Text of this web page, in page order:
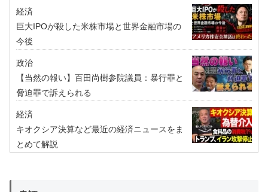
経済
巨大IPOが殺した米株市場と世界金融市場の
今後
政治
【当然の報い】百田尚樹参院議員：暴行罪と
脅迫罪で訴えられる
経済
キオクシア決算など最近の経済ニュースをま
とめて解説